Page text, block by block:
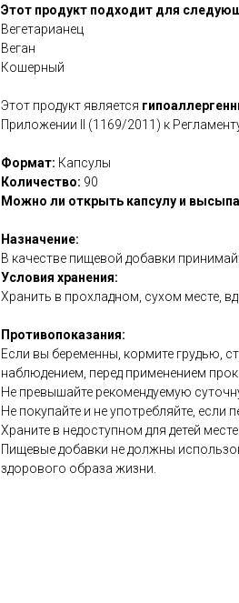
Этот продукт подходит для
Вегетарианец
Веган
Кошерный
Этот продукт является
Приложении II (1169/2011) к
Формат: Капсулы
Количество: 90
Можно ли открыть капсулу и
Назначение:
В качестве пищевой добавки
Условия хранения:
Хранить в прохладном, сухом месте,
Противопоказания:
Если вы беременны, кормите грудью,
наблюдением, перед применением
Не превышайте рекомендуемую
Не покупайте и не употребляйте, если
Храните в недоступном для детей месте
Пищевые добавки не должны
здорового образа жизни.